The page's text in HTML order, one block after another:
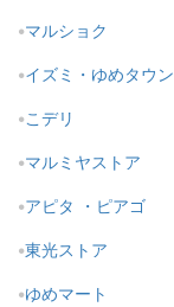
マルショク
イズミ・ゆめタウン
こデリ
マルミヤストア
アピタ ・ピアゴ
東光ストア
ゆめマート